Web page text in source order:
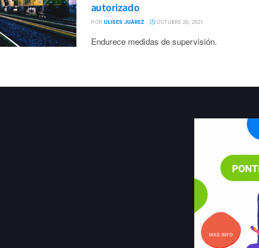
autorizado
POR ULISES JUÁREZ OCTUBRE 26, 2021
Endurece medidas de supervisión.